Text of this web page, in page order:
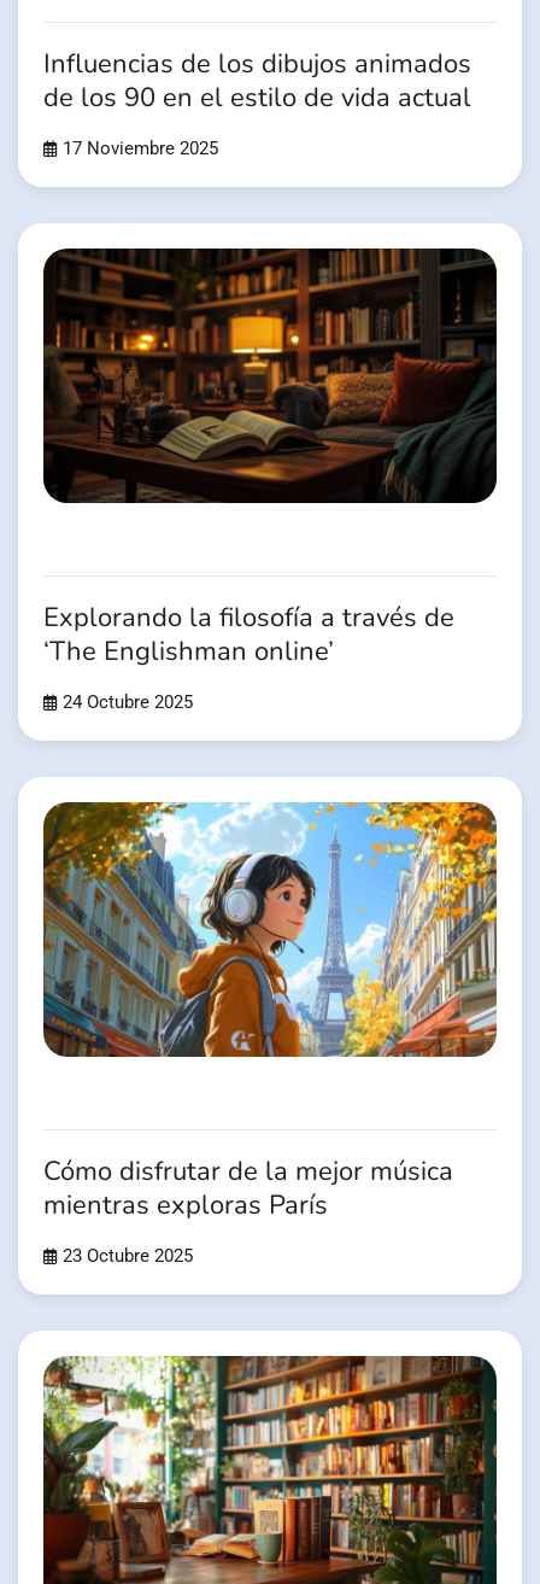
Influencias de los dibujos animados
de los 90 en el estilo de vida actual
17 Noviembre 2025
Explorando la filosofía a través de
‘The Englishman online’
24 Octubre 2025
Cómo disfrutar de la mejor música
mientras exploras París
23 Octubre 2025